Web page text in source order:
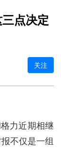
点决定
关注
力近期相继
不仅是一组